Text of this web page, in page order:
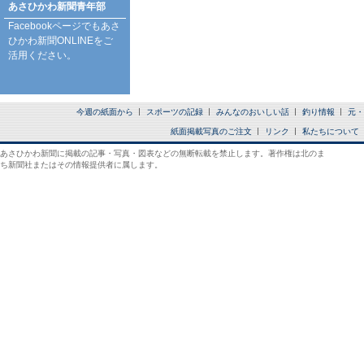
あさひかわ新聞青年部
Facebookページでもあさ
ひかわ新聞ONLINEをご
活用ください。
今週の紙面から スポーツの記録 みんなのおいしい話 釣り情報 元
紙面掲載写真のご注文 リンク 私たちについて
あさひかわ新聞に掲載の記事・写真・図表などの無断転載を禁止します。著作権は北のま
ち新聞社またはその情報提供者に属します。